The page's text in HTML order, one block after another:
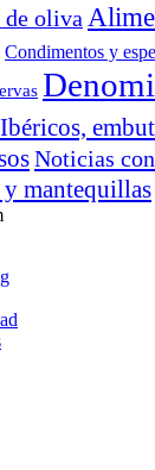
de oliva
Condimentos y
Ibéricos,
Noticias
y mantequillas